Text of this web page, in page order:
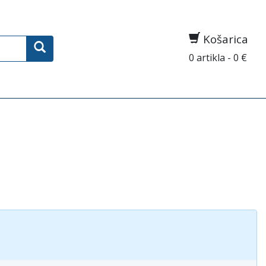
Košarica
0 artikla - 0 €